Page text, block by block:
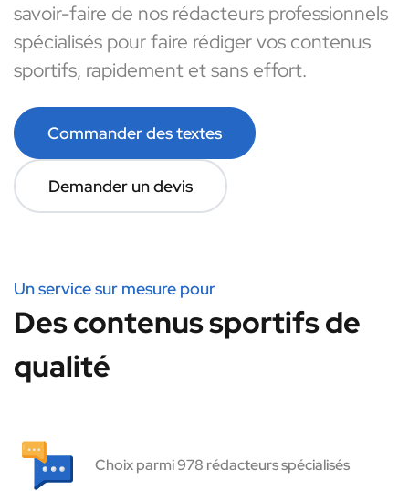
savoir-faire de nos rédacteurs professionnels
spécialisés pour faire rédiger vos contenus
sportifs, rapidement et sans effort.
Commander des textes
Demander un devis
Un service sur mesure pour
Des contenus sportifs de
qualité
Choix parmi 978 rédacteurs spécialisés